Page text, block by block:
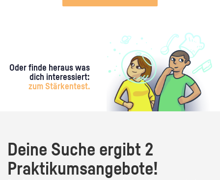
Oder finde heraus was
dich interessiert:
zum Stärkentest.
Deine Suche ergibt 2
Praktikumsangebote!